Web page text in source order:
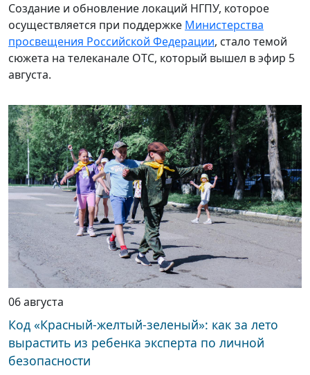
Создание и обновление локаций НГПУ, которое
осуществляется при поддержке Министерства
просвещения Российской Федерации, стало темой
сюжета на телеканале ОТС, который вышел в эфир 5
августа.
06 августа
Код «Красный-желтый-зеленый»: как за лето
вырастить из ребенка эксперта по личной
безопасности